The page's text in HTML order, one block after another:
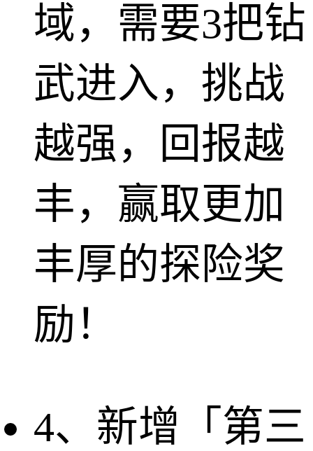
域，需要3把钻
武进入，挑战
越强，回报越
丰，赢取更加
丰厚的探险奖
励！
4、新增「第三